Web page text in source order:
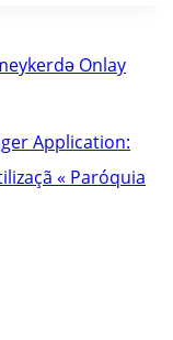
Onlay
Application:
« Paróquia